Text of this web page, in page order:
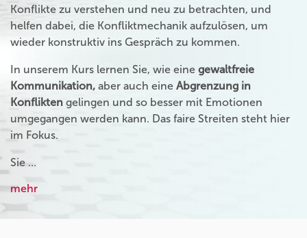
Konflikte zu verstehen und neu zu betrachten, und
helfen dabei, die Konfliktmechanik aufzulösen, um
wieder konstruktiv ins Gespräch zu kommen.
In unserem Kurs lernen Sie, wie eine gewaltfreie
Kommunikation, aber auch eine Abgrenzung in
Konflikten gelingen und so besser mit Emotionen
umgegangen werden kann. Das faire Streiten steht hier
im Fokus.
Sie …
mehr